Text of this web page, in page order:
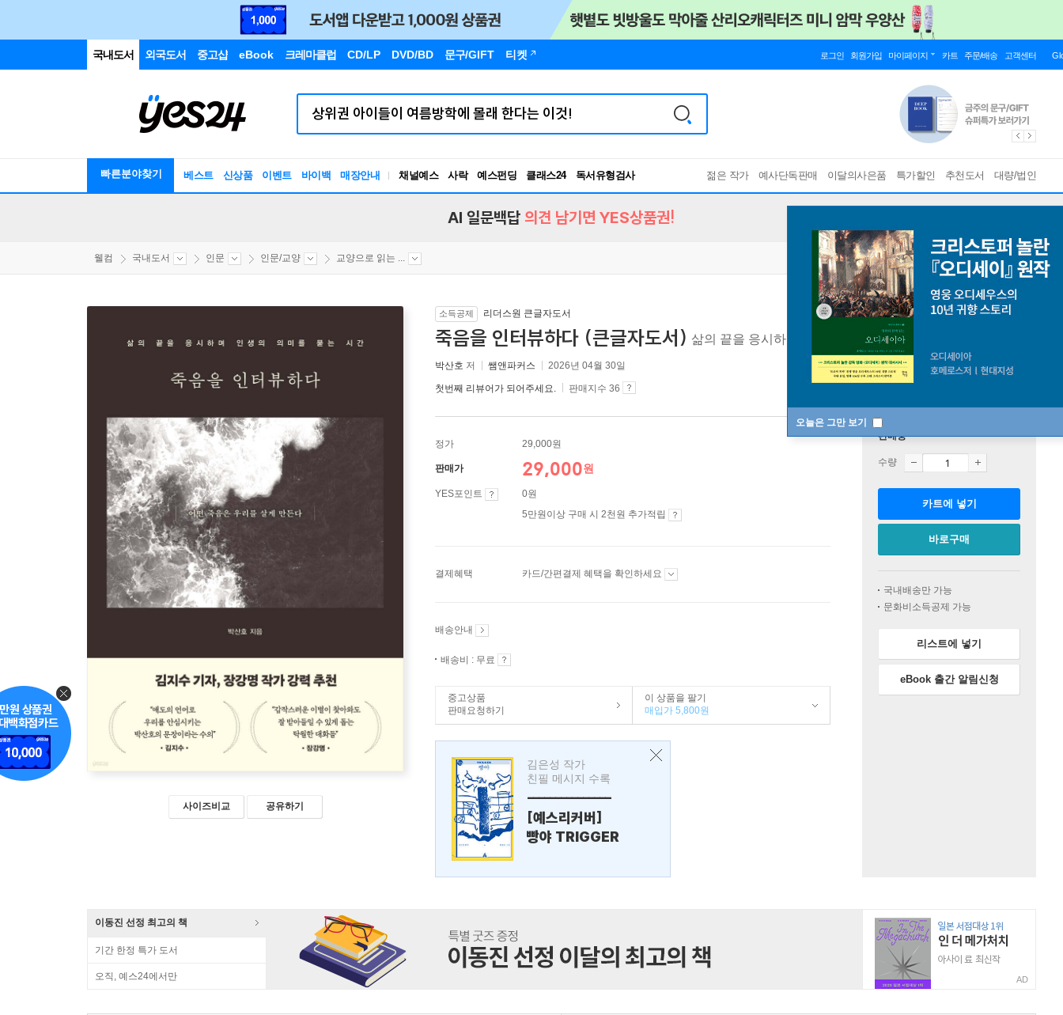
국내도서 외국도서 중고샵 eBook 크레마클럽 CD/LP DVD/BD 문구/GIFT 티켓 로그인 회원가입 마이페이지 카트 주문/배송 고객센터
빠른분야찾기 베스트 신상품 이벤트 바이백 매장안내 채널예스 사락 예스펀딩 클래스24
독서유형검사
RBTI Lab
젊은 작가 예사단독판매 이달의사은품 특가할인 추천도서 대량/법인
오늘은 그만 보기
AI 일문백답 의견 남기면 YES상품권!
웰컴 국내도서 인문 인문/교양 교양으로 읽는 ...
사이즈비교 공유하기
소득공제 리더스원 큰글자도서
죽음을 인터뷰하다 (큰글자도서) 삶의 끝을 응시하며 인생의 의미를 묻는 시간
박산호 저 쌤앤파커스 2026년 04월 30일
첫번째 리뷰어가 되어주세요. 판매지수 36
정가 29,000원
판매가 29,000원
YES포인트
0원
5만원이상 구매 시 2천원 추가적립
결제혜택 카드/간편결제 혜택을 확인하세요
배송안내
배송비 : 무료
중고상품
판매요청하기
이 상품을 팔기
매입가 5,800원
김은성 작가
친필 메시지 수록
---------------
[예스리커버]
빵야 TRIGGER
판매중
수량
카트에 넣기
바로구매
국내배송만 가능
문화비소득공제 가능
리스트에 넣기
eBook 출간 알림신청
이동진 선정 최고의 책
기간 한정 특가 도서
오직, 예스24에서만 AD